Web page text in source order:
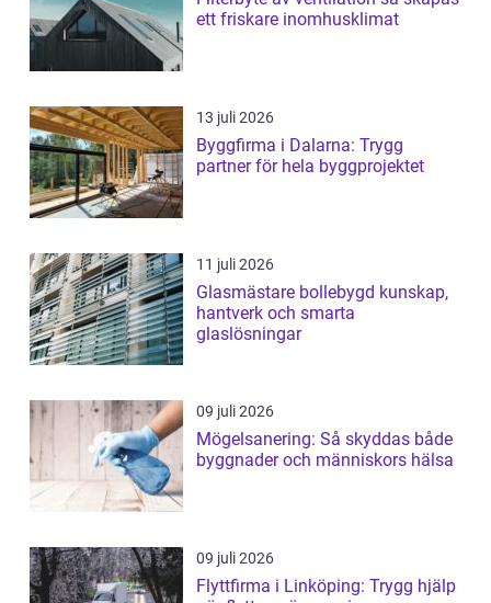
ett friskare inomhusklimat
13 juli 2026
Byggfirma i Dalarna: Trygg
partner för hela byggprojektet
11 juli 2026
Glasmästare bollebygd kunskap,
hantverk och smarta
glaslösningar
09 juli 2026
Mögelsanering: Så skyddas både
byggnader och människors hälsa
09 juli 2026
Flyttfirma i Linköping: Trygg hjälp